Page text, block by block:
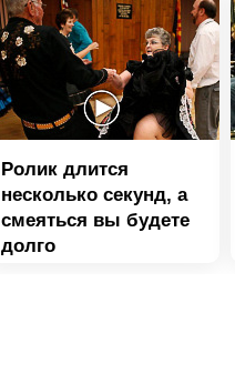
Ролик длится
несколько секунд, а
смеяться вы будете
долго